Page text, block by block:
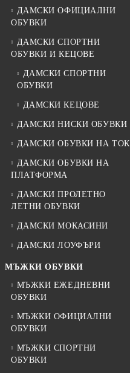
ДАМСКИ ОФИЦИАЛНИ
ОБУВКИ
ДАМСКИ СПОРТНИ
ОБУВКИ И КЕЦОВЕ
ДАМСКИ СПОРТНИ
ОБУВКИ
ДАМСКИ КЕЦОВЕ
ДАМСКИ НИСКИ ОБУВКИ
ДАМСКИ ОБУВКИ НА ТОК
ДАМСКИ ОБУВКИ НА
ПЛАТФОРМА
ДАМСКИ ПРОЛЕТНО
ЛЕТНИ ОБУВКИ
ДАМСКИ МОКАСИНИ
ДАМСКИ ЛОУФЪРИ
МЪЖКИ ОБУВКИ
МЪЖКИ ЕЖЕДНЕВНИ
ОБУВКИ
МЪЖКИ ОФИЦИАЛНИ
ОБУВКИ
МЪЖКИ СПОРТНИ
ОБУВКИ